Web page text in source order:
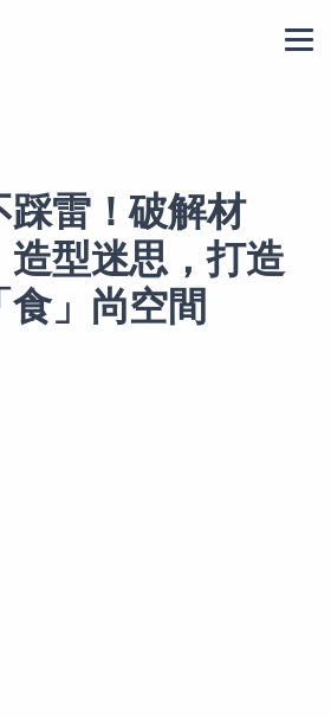
雷！破解材
型迷思，打造
」尚空間